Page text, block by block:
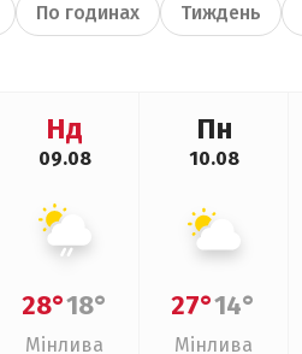
По годинах Тиждень
Нд
09.08
28°18°
Мінлива
Пн
10.08
27°14°
Мінлива